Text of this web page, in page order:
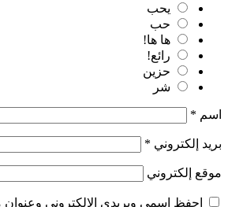
يحب
حب
ها ها!
رائع!
حزين
شر
اسم *
بريد إلكتروني *
موقع إلكتروني
احفظ اسمي وبريدي الإلكتروني